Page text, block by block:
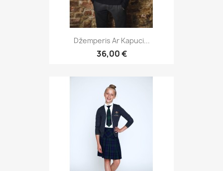
Džemperis Ar Kapuci...
36,00 €